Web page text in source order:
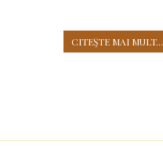
CITEŞTE MAI MULT...